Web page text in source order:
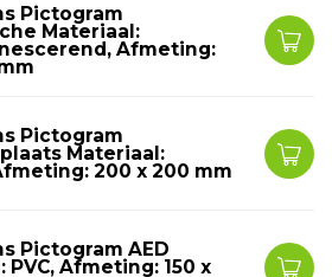
Pictogram
Materiaal:
Afmeting:
Pictogram
Materiaal:
200 x 200 mm
Pictogram AED
PVC, Afmeting: 150 x